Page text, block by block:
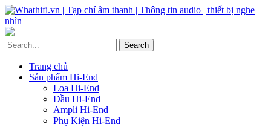
Trang chủ
Sản phẩm Hi-End
Loa Hi-End
Đầu Hi-End
Ampli Hi-End
Phụ Kiện Hi-End